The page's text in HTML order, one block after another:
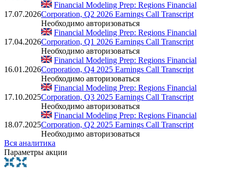
17.07.2026
Financial Modeling Prep: Regions Financial
Corporation, Q2 2026 Earnings Call Transcript
Необходимо авторизоваться
17.04.2026
Financial Modeling Prep: Regions Financial
Corporation, Q1 2026 Earnings Call Transcript
Необходимо авторизоваться
16.01.2026
Financial Modeling Prep: Regions Financial
Corporation, Q4 2025 Earnings Call Transcript
Необходимо авторизоваться
17.10.2025
Financial Modeling Prep: Regions Financial
Corporation, Q3 2025 Earnings Call Transcript
Необходимо авторизоваться
18.07.2025
Financial Modeling Prep: Regions Financial
Corporation, Q2 2025 Earnings Call Transcript
Необходимо авторизоваться
Вся аналитика
Параметры акции